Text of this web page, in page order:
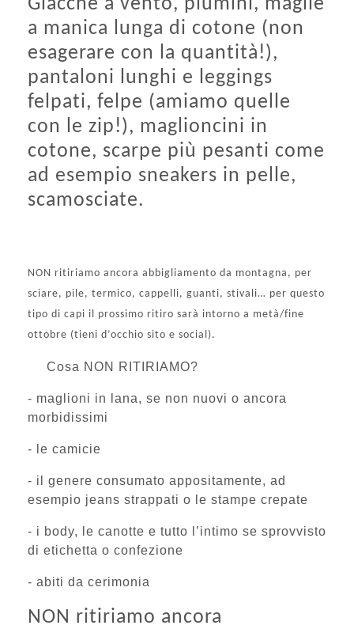
Giacche a vento, piumini, maglie
a manica lunga di cotone (non
esagerare con la quantità!),
pantaloni lunghi e leggings
felpati, felpe (amiamo quelle
con le zip!), maglioncini in
cotone, scarpe più pesanti come
ad esempio sneakers in pelle,
scamosciate.
NON ritiriamo ancora abbigliamento da montagna, per
sciare, pile, termico, cappelli, guanti, stivali… per questo
tipo di capi il prossimo ritiro sarà intorno a metà/fine
ottobre (tieni d’occhio sito e social).
Cosa NON RITIRIAMO?
- maglioni in lana, se non nuovi o ancora
morbidissimi
- le camicie
- il genere consumato appositamente, ad
esempio jeans strappati o le stampe crepate
- i body, le canotte e tutto l’intimo se sprovvisto
di etichetta o confezione
- abiti da cerimonia
NON ritiriamo ancora